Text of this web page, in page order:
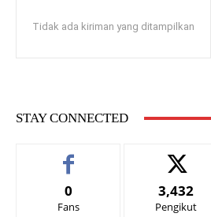
Tidak ada kiriman yang ditampilkan
STAY CONNECTED
0
Fans
3,432
Pengikut